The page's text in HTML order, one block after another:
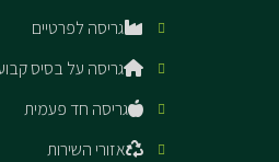
גריסה לפרטיים
גריסה על בסיס קבוע
גריסה חד פעמית
אזורי השירות